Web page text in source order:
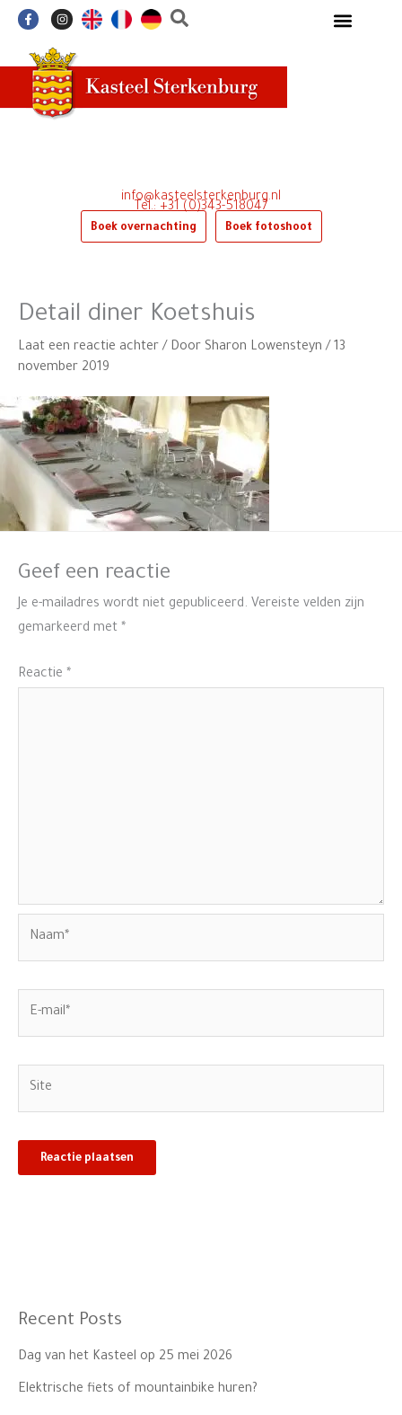
inhoud
F
a
b
o
o
k
-
I
n
a
g
r
a
m
Boek overnachting Boek fotoshoot
Tel.: +31 (0)343-518047
info@kasteelsterkenburg.nl
Detail diner Koetshuis
Laat een reactie achter / Door Sharon Lowensteyn / 13
november 2019
Geef een reactie
Je e-mailadres wordt niet gepubliceerd. Vereiste velden zijn
gemarkeerd met *
Reactie *
Recent Posts
Dag van het Kasteel op 25 mei 2026
Elektrische fiets of mountainbike huren?